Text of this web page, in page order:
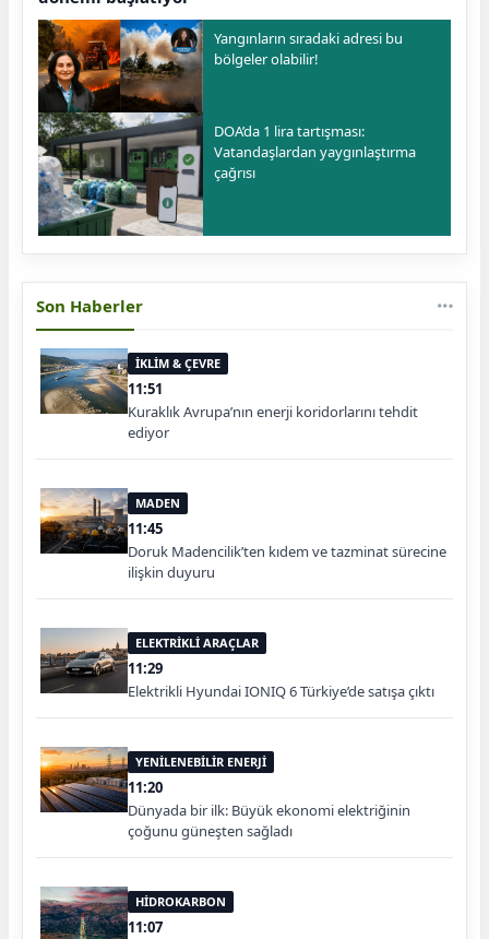
Yangınların sıradaki adresi bu
bölgeler olabilir!
DOA’da 1 lira tartışması:
Vatandaşlardan yaygınlaştırma
çağrısı
Son Haberler
İKLİM & ÇEVRE
11:51
Kuraklık Avrupa’nın enerji koridorlarını tehdit
ediyor
MADEN
11:45
Doruk Madencilik’ten kıdem ve tazminat sürecine
ilişkin duyuru
ELEKTRİKLİ ARAÇLAR
11:29
Elektrikli Hyundai IONIQ 6 Türkiye’de satışa çıktı
YENİLENEBİLİR ENERJİ
11:20
Dünyada bir ilk: Büyük ekonomi elektriğinin
çoğunu güneşten sağladı
HİDROKARBON
11:07